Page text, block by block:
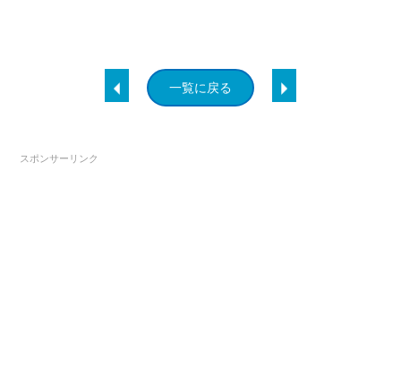
一覧に戻る
スポンサーリンク